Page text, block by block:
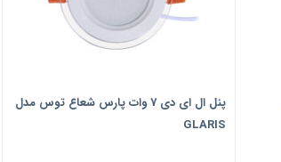
پنل ال ای دی 7 وات پارس شعاع توس مدل
GLARIS